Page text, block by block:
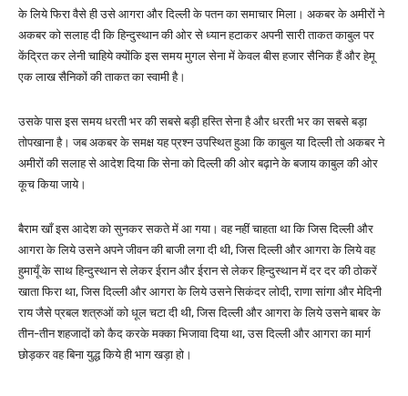
के लिये फिरा वैसे ही उसे आगरा और दिल्ली के पतन का समाचार मिला। अकबर के अमीरों ने
अकबर को सलाह दी कि हिन्दुस्थान की ओर से ध्यान हटाकर अपनी सारी ताकत काबुल पर
केंद्रित कर लेनी चाहिये क्योंकि इस समय मुगल सेना में केवल बीस हजार सैनिक हैं और हेमू
एक लाख सैनिकों की ताकत का स्वामी है।
उसके पास इस समय धरती भर की सबसे बड़ी हस्ति सेना है और धरती भर का सबसे बड़ा
तोपखाना है। जब अकबर के समक्ष यह प्रश्न उपस्थित हुआ कि काबुल या दिल्ली तो अकबर ने
अमीरों की सलाह से आदेश दिया कि सेना को दिल्ली की ओर बढ़ाने के बजाय काबुल की ओर
कूच किया जाये।
बैराम खाँ इस आदेश को सुनकर सकते में आ गया। वह नहीं चाहता था कि जिस दिल्ली और
आगरा के लिये उसने अपने जीवन की बाजी लगा दी थी, जिस दिल्ली और आगरा के लिये वह
हुमायूँ के साथ हिन्दुस्थान से लेकर ईरान और ईरान से लेकर हिन्दुस्थान में दर दर की ठोकरें
खाता फिरा था, जिस दिल्ली और आगरा के लिये उसने सिकंदर लोदी, राणा सांगा और मेदिनी
राय जैसे प्रबल शत्रुओं को धूल चटा दी थी, जिस दिल्ली और आगरा के लिये उसने बाबर के
तीन-तीन शहजादों को कैद करके मक्का भिजावा दिया था, उस दिल्ली और आगरा का मार्ग
छोड़कर वह बिना युद्ध किये ही भाग खड़ा हो।